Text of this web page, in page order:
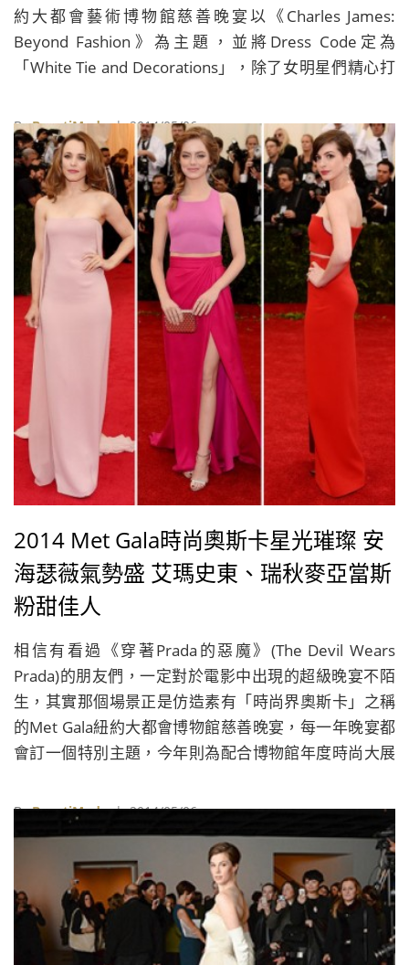
約大都會藝術博物館慈善晚宴以《Charles James:
Beyond Fashion》為主題，並將Dress Code定為
「White Tie and Decorations」，除了女明星們精心打
服出席，像是向來走嬉皮風格的強尼戴普Johnny Deep
也難得穿起燕尾服搭配三件式白色短背心與硬挺白色襯
衫，並手持紳士權杖帥氣出席；「足球金童」貝克漢
David Beckham ，則穿上和老婆維多利亞Victoria
Beckham相同色系的西裝正裝，化身白馬王子；其餘出
席的男藝人們還包括擔任本屆副策展人的布萊德利庫柏
Bradley Cooper、英國男星班奈狄克康柏
ByBeautiMode| 2014/05/06
2014 Met Gala時尚奧斯卡星光璀璨 安
海瑟薇氣勢盛 艾瑪史東、瑞秋麥亞當斯
粉甜佳人
相信有看過《穿著Prada的惡魔》(The Devil Wears
Prada)的朋友們，一定對於電影中出現的超級晚宴不陌
生，其實那個場景正是仿造素有「時尚界奧斯卡」之稱
的Met Gala紐約大都會博物館慈善晚宴，每一年晚宴都
會訂一個特別主題，今年則為配合博物館年度時尚大展
Dress Code定名為「White Tie and Decorations」， 要
將時間拉回到時尚界最經典優雅的年代。這場堪稱時尚
界的年度盛事，今年出席的名流巨星依然星光璀璨，場
面一點都不輸給正統的頒獎典禮，像是強尼戴普Johnny
Depp與未婚妻安柏赫德Amber Heard、「蜘蛛人情侶
檔」安德魯加菲爾德Andrew Garfield與艾瑪史東Emma
Stone、「綠光戰警」萊恩雷諾斯Ryan Reynolds與性感
ByBeautiMode| 2014/05/06